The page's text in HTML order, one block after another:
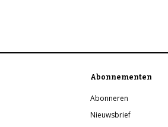
Abonnementen
Abonneren
Nieuwsbrief